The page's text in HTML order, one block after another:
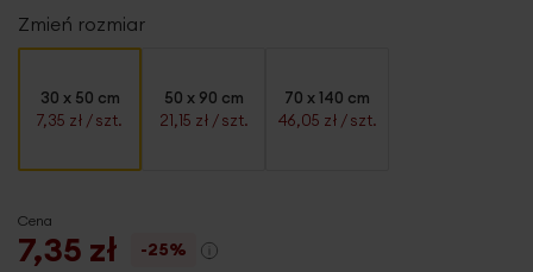
Zmień rozmiar
30 x 50 cm
7,35 zł / szt.
50 x 90 cm
21,15 zł / szt.
70 x 140 cm
46,05 zł / szt.
Cena
7,35 zł -25%